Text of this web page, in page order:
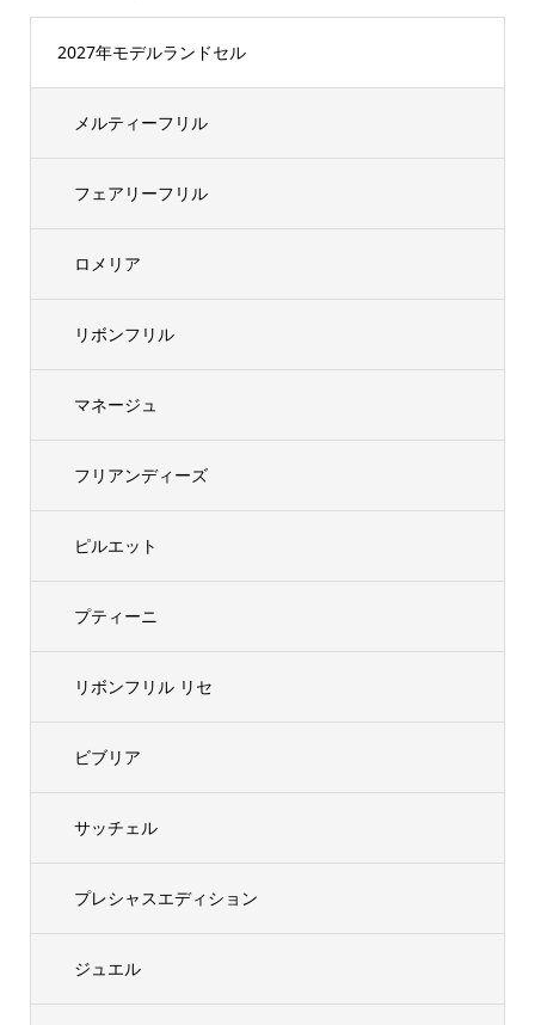
2027年モデルランドセル
メルティーフリル
フェアリーフリル
ロメリア
リボンフリル
マネージュ
フリアンディーズ
ピルエット
プティーニ
リボンフリル リセ
ビブリア
サッチェル
プレシャスエディション
ジュエル